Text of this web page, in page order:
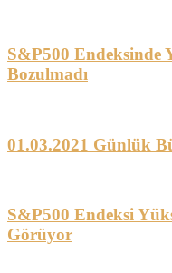
S&P500 Endeksinde
Bozulmadı
01.03.2021 Günlük
S&P500 Endeksi
Görüyor